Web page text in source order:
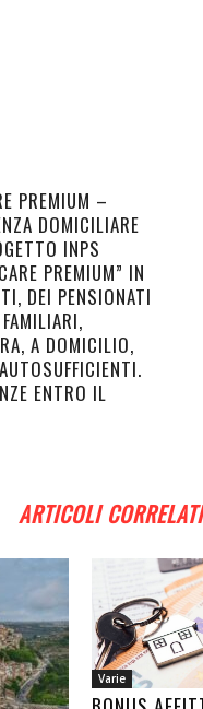
PREMIUM –
DOMICILIARE
INPS
PREMIUM” IN
DEI PENSIONATI
A DOMICILIO,
ENTRO IL
ARTICOLI CORRELATI
Varie